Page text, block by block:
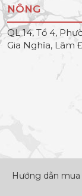
NÔNG
QL 14, Tổ 4,
Gia Nghĩa, Lâm
Hướng dẫn